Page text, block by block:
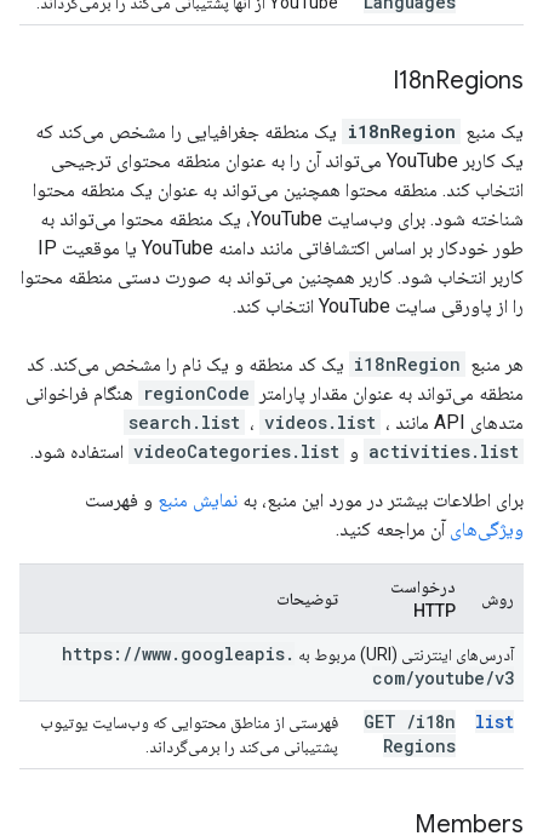
I18nRegions
یک منبع i18nRegion یک منطقه جغرافیایی را مشخص می‌کند که
یک کاربر YouTube می‌تواند آن را به عنوان منطقه محتوای ترجیحی
انتخاب کند. منطقه محتوا همچنین می‌تواند به عنوان یک منطقه محتوا
شناخته شود. برای وب‌سایت YouTube، یک منطقه محتوا می‌تواند به
طور خودکار بر اساس اکتشافاتی مانند دامنه YouTube یا موقعیت IP
کاربر انتخاب شود. کاربر همچنین می‌تواند به صورت دستی منطقه محتوا
را از پاورقی سایت YouTube انتخاب کند.
هر منبع i18nRegion یک کد منطقه و یک نام را مشخص می‌کند. کد
منطقه می‌تواند به عنوان مقدار پارامتر
regionCode هنگام فراخوانی
متدهای API مانند
search.list ، videos.list ،
activities.list و videoCategories.list استفاده شود.
برای اطلاعات بیشتر در مورد این منبع، به نمایش منبع و فهرست
ویژگی‌های آن مراجعه کنید.
روش
درخواست
HTTP
توضیحات
آدرس‌های اینترنتی (URI) مربوط به https: //www. googleapis.
com/youtube/v3
list
GET /i18n
Regions
فهرستی از مناطق محتوایی که وب‌سایت یوتیوب
پشتیبانی می‌کند را برمی‌گرداند.
Members